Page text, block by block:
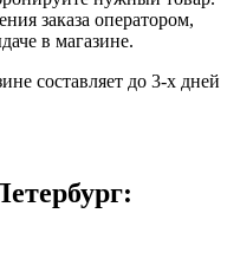
заказа оператором,
в магазине.
составляет до 3-х дней